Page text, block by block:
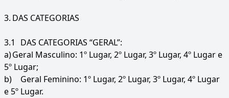
3. DAS CATEGORIAS
3.1
DAS CATEGORIAS “GERAL”:
a)Geral Masculino: 1º Lugar, 2º Lugar, 3º Lugar, 4º Lugar e
5º Lugar;
b)
Geral Feminino: 1º Lugar, 2º Lugar, 3º Lugar, 4º Lugar
e 5º Lugar.